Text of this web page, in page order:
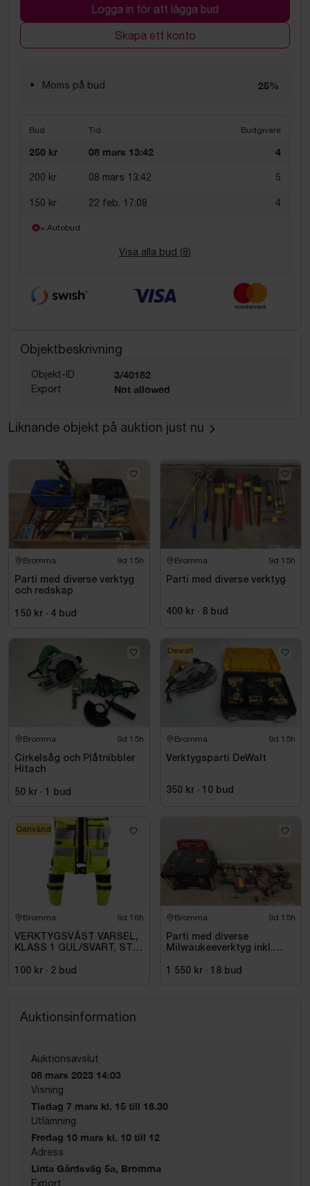
Logga in för att lägga bud
Skapa ett konto
Moms på bud 25%
Bud Tid Budgivare
250 kr 08 mars 13:42 4
200 kr 08 mars 13:42 5
150 kr 22 feb. 17:08 4
= Autobud
Visa alla bud (8)
Objektbeskrivning
Objekt-ID 3/40182
Export Not allowed
Liknande objekt på auktion just nu
Bromma 9d 15h
Parti med diverse verktyg
och redskap
150 kr · 4 bud
Bromma 9d 15h
Parti med diverse verktyg
400 kr · 8 bud
Bromma 9d 15h
Cirkelsåg och Plåtnibbler
Hitach
50 kr · 1 bud
Bromma 9d 15h
Verktygsparti DeWalt
350 kr · 10 bud
Dewalt
Bromma 9d 16h
VERKTYGSVÄST VARSEL,
KLASS 1 GUL/SVART, STL
100 kr · 2 bud
Oanvänd
Bromma 9d 15h
Parti med diverse
Milwaukeeverktyg inkl.
1 550 kr · 18 bud
Auktionsinformation
Auktionsavslut
08 mars 2023 14:03
Visning
Tisdag 7 mars kl. 15 till 16.30
Utlämning
Fredag 10 mars kl. 10 till 12
Adress
Linta Gårdsväg 5a, Bromma
Export